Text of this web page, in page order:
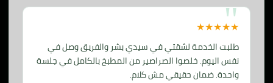
★★★★★
طلبت الخدمة لشقتي في سيدي بشر والفريق وصل في
نفس اليوم. خلصوا الصراصير من المطبخ بالكامل في جلسة
واحدة. ضمان حقيقي مش كلام.